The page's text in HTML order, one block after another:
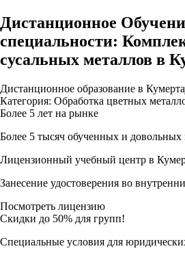
Дистанционное
специальности:
сусальных металлов в
Дистанционное образование в
Категория: Обработка цветных
Более 5 лет на рынке
Более 5 тысяч обученных и довольных
Лицензионный учебный центр в
Занесение удостоверения во
Посмотреть лицензию
Скидки до 50% для групп!
Специальные условия для